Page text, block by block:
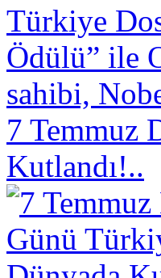
sahibi,
7 Temmuz
Kutlandı!..